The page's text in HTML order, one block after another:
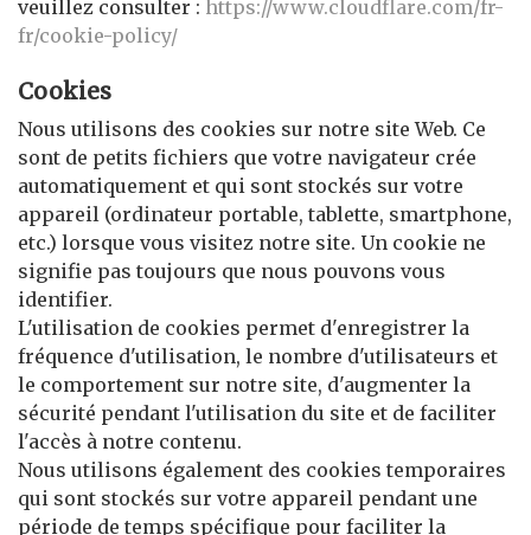
veuillez consulter : https://www.cloudflare.com/fr-
fr/cookie-policy/
Cookies
Nous utilisons des cookies sur notre site Web. Ce
sont de petits fichiers que votre navigateur crée
automatiquement et qui sont stockés sur votre
appareil (ordinateur portable, tablette, smartphone,
etc.) lorsque vous visitez notre site. Un cookie ne
signifie pas toujours que nous pouvons vous
identifier.
L'utilisation de cookies permet d'enregistrer la
fréquence d'utilisation, le nombre d'utilisateurs et
le comportement sur notre site, d'augmenter la
sécurité pendant l'utilisation du site et de faciliter
l'accès à notre contenu.
Nous utilisons également des cookies temporaires
qui sont stockés sur votre appareil pendant une
période de temps spécifique pour faciliter la